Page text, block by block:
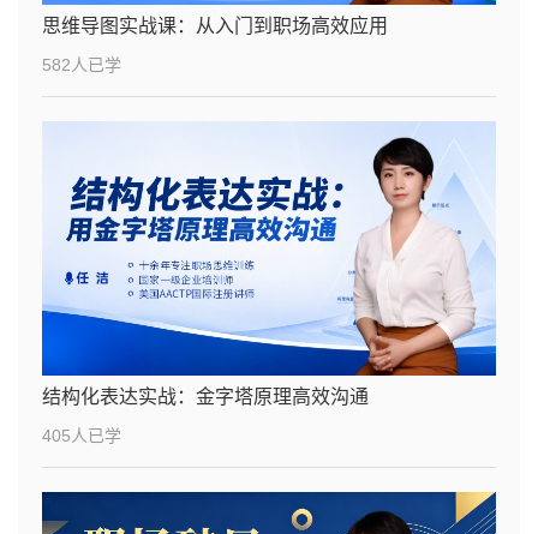
思维导图实战课：从入门到职场高效应用
582人已学
结构化表达实战：金字塔原理高效沟通
405人已学